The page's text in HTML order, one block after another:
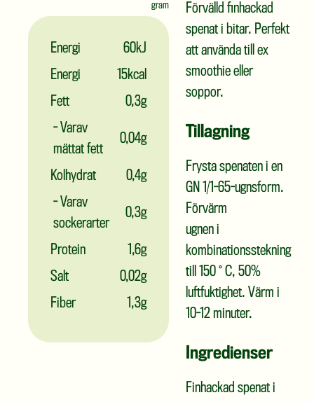
Förvälld finhackad
spenat i bitar. Perfekt
att använda till ex
smoothie eller
soppor.
Tillagning
Frysta spenaten i en
GN 1/1-65-ugnsform.
Förvärm
ugnen i
kombinationsstekning
till 150 ° C, 50%
luftfuktighet. Värm i
10-12 minuter.
Ingredienser
Finhackad spenat i
gram
Energi
60kJ
Energi
15kcal
Fett
0,3g
- Varav
mättat fett
0,04g
Kolhydrat
0,4g
- Varav
sockerarter
0,3g
Protein
1,6g
Salt
0,02g
Fiber
1,3g